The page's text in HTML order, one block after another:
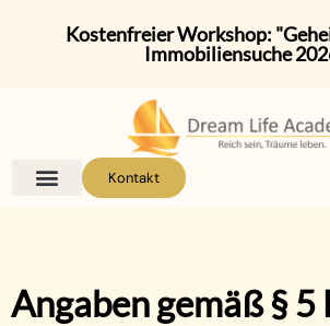
Kostenfreier Workshop:
Immobiliensuche
Kontakt
Angaben gemäß § 5